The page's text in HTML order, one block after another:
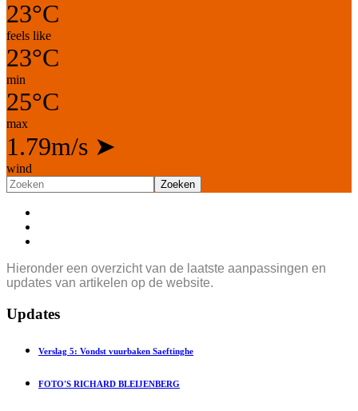
23°C
feels like
23°C
min
25°C
max
1.79m/s ➤
wind
Zoeken
Hieronder een overzicht van de laatste aanpassingen en
updates van artikelen op de website.
Updates
Verslag 5: Vondst vuurbaken Saeftinghe
FOTO'S RICHARD BLEIJENBERG